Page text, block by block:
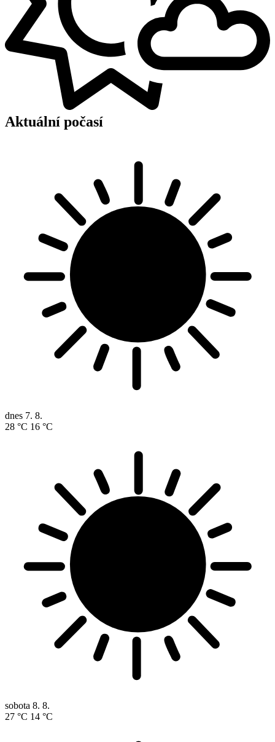
Aktuální počasí
dnes 7. 8.
28 °C 16 °C
sobota 8. 8.
27 °C 14 °C